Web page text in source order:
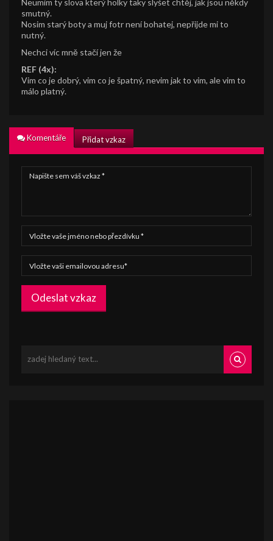
Neumim ty slova který holky taky slyšet chtěj, jak jsou někdy
smutný.
Nosim starý boty a muj fotr není bohatej, nepřijde mi to
nutný.
Nechci víc mně stačí jen že
REF (4x):
Vim co je dobrý, vim co je špatný, nevim jak to vim, ale vim to
málo platný.
Komentáře Přidat vzkaz
Odeslat vzkaz